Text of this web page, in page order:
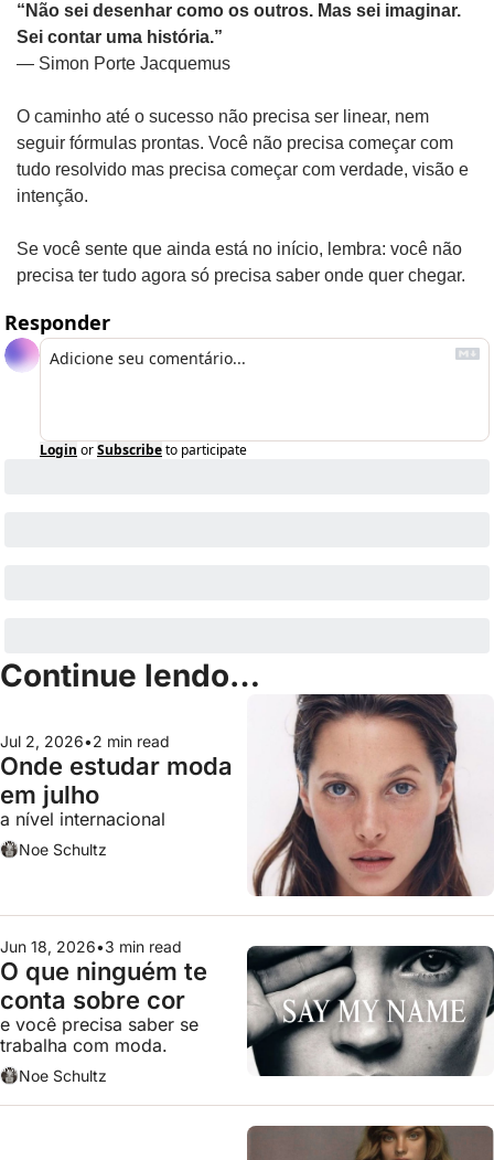
“Não sei desenhar como os outros. Mas sei imaginar.
Sei contar uma história.”
— Simon Porte Jacquemus
O caminho até o sucesso não precisa ser linear, nem
seguir fórmulas prontas. Você não precisa começar com
tudo resolvido mas precisa começar com verdade, visão e
intenção.
Se você sente que ainda está no início, lembra: você não
precisa ter tudo agora só precisa saber onde quer chegar.
Responder
Login orSubscribeto participate
Continue lendo…
Jul 2, 2026•2 min read
Onde estudar moda
em julho
a nível internacional
Noe Schultz
Jun 18, 2026•3 min read
O que ninguém te
conta sobre cor
e você precisa saber se
trabalha com moda.
Noe Schultz